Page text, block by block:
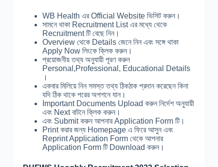
WB Health এর Official Website ভিসিট করুন।
সামনে থাকা Recruitment List এর মধ্যে থেকে
Recruitment টি বেছে নিন।
Overview থেকে Details জেনে নিন এবং সঙ্গে থাকা
Apply Now লিংকে ক্লিক করুন।
প্রয়োজনীয় তথ্য অনুযায়ী পূরণ করুন
Personal,Professional, Educational Details
।
একবার মিলিয়ে নিন সমস্ত তথ্য ঠিকঠাক প্রদান করেছেন কিনা
যদি ঠিক থাকে পরের অপশনে যান।
Important Documents Upload করুন নির্দেশ অনুযায়ী
এবং Next বাটনে ক্লিক করুন।
এবং Submit করুন আপনার Application Form টি।
Print করার জন্য Homepage এ ফিরে আসুন এবং
Reprint Application Form থেকে আপনার
Application Form টি Download করুন।